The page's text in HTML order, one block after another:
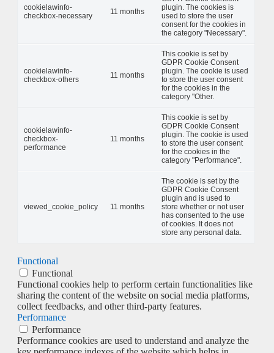
cookielawinfo-
checkbox-necessary
11 months
plugin. The cookies is
used to store the user
consent for the cookies in
the category "Necessary".
cookielawinfo-
checkbox-others
11 months
This cookie is set by
GDPR Cookie Consent
plugin. The cookie is used
to store the user consent
for the cookies in the
category "Other.
cookielawinfo-
checkbox-
performance
11 months
This cookie is set by
GDPR Cookie Consent
plugin. The cookie is used
to store the user consent
for the cookies in the
category "Performance".
viewed_cookie_policy 11 months
The cookie is set by the
GDPR Cookie Consent
plugin and is used to
store whether or not user
has consented to the use
of cookies. It does not
store any personal data.
Functional
Functional
Functional cookies help to perform certain functionalities like
sharing the content of the website on social media platforms,
collect feedbacks, and other third-party features.
Performance
Performance
Performance cookies are used to understand and analyze the